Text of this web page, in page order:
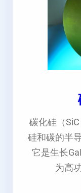
碳化硅（
硅和碳的半
它是生长
为高